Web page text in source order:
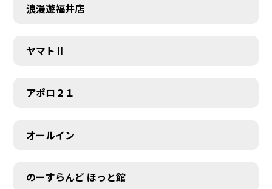
浪漫遊福井店
ヤマトⅡ
アポロ２１
オールイン
のーすらんど ほっと館